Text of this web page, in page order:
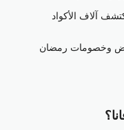
آلاف الأكواد
وخصومات رمضان